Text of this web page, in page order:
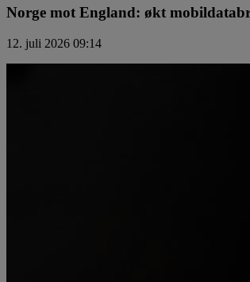
Norge mot England: økt
12. juli 2026 09:14